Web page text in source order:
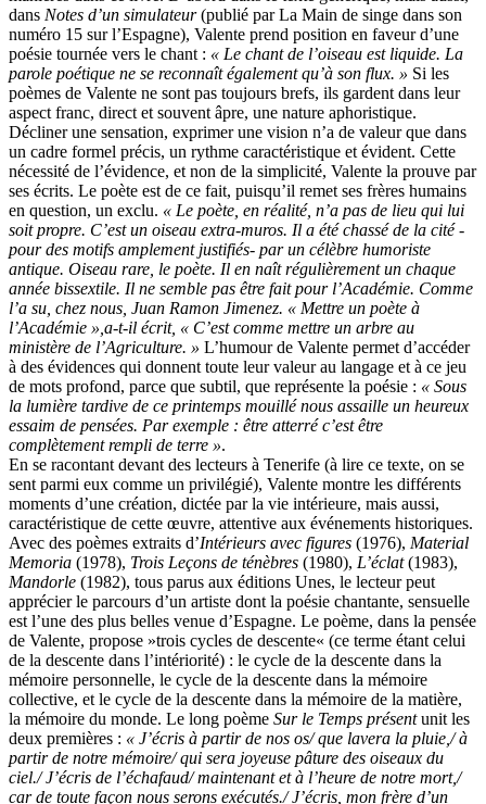
dans Notes d’un simulateur(publié par La Main de singe dans son
numéro 15 sur l’Espagne), Valente prend position en faveur d’une
poésie tournée vers le chant : « Le chant de l’oiseau est liquide. La
parole poétique ne se reconnaît également qu’à son flux. » Si les
poèmes de Valente ne sont pas toujours brefs, ils gardent dans leur
aspect franc, direct et souvent âpre, une nature aphoristique.
Décliner une sensation, exprimer une vision n’a de valeur que dans
un cadre formel précis, un rythme caractéristique et évident. Cette
nécessité de l’évidence, et non de la simplicité, Valente la prouve par
ses écrits. Le poète est de ce fait, puisqu’il remet ses frères humains
en question, un exclu. « Le poète, en réalité, n’a pas de lieu qui lui
soit propre. C’est un oiseau extra-muros. Il a été chassé de la cité -
pour des motifs amplement justifiés- par un célèbre humoriste
antique. Oiseau rare, le poète. Il en naît régulièrement un chaque
année bissextile. Il ne semble pas être fait pour l’Académie. Comme
l’a su, chez nous, Juan Ramon Jimenez. « Mettre un poète à
l’Académie »,a-t-il écrit, « C’est comme mettre un arbre au
ministère de l’Agriculture. » L’humour de Valente permet d’accéder
à des évidences qui donnent toute leur valeur au langage et à ce jeu
de mots profond, parce que subtil, que représente la poésie : « Sous
la lumière tardive de ce printemps mouillé nous assaille un heureux
essaim de pensées. Par exemple : être atterré c’est être
complètement rempli de terre ».
En se racontant devant des lecteurs à Tenerife (à lire ce texte, on se
sent parmi eux comme un privilégié), Valente montre les différents
moments d’une création, dictée par la vie intérieure, mais aussi,
caractéristique de cette œuvre, attentive aux événements historiques.
Avec des poèmes extraits d’Intérieurs avec figures (1976), Material
Memoria (1978), Trois Leçons de ténèbres (1980), L’éclat(1983),
Mandorle (1982), tous parus aux éditions Unes, le lecteur peut
apprécier le parcours d’un artiste dont la poésie chantante, sensuelle
est l’une des plus belles venue d’Espagne. Le poème, dans la pensée
de Valente, propose »trois cycles de descente« (ce terme étant celui
de la descente dans l’intériorité) : le cycle de la descente dans la
mémoire personnelle, le cycle de la descente dans la mémoire
collective, et le cycle de la descente dans la mémoire de la matière,
la mémoire du monde. Le long poème Sur le Temps présentunit les
deux premières : « J’écris à partir de nos os/ que lavera la pluie,/ à
partir de notre mémoire/ qui sera joyeuse pâture des oiseaux du
ciel./ J’écris de l’échafaud/ maintenant et à l’heure de notre mort,/
car de toute façon nous serons exécutés./ J’écris, mon frère d’un